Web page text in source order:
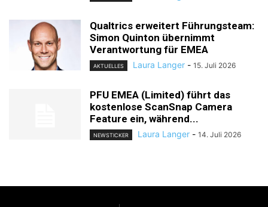
Qualtrics erweitert Führungsteam:
Simon Quinton übernimmt
Verantwortung für EMEA
AKTUELLES Laura Langer - 15. Juli 2026
PFU EMEA (Limited) führt das
kostenlose ScanSnap Camera
Feature ein, während...
NEWSTICKER Laura Langer - 14. Juli 2026